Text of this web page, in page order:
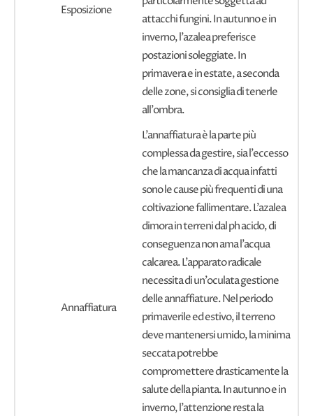
Esposizione
attacchi fungini. In autunno e in
inverno, l'azalea preferisce
postazioni soleggiate. In
primavera e in estate, a seconda
delle zone, si consiglia di tenerle
all'ombra.
Annaffiatura
L'annaffiatura è la parte più
complessa da gestire, sia l'eccesso
che la mancanza di acqua infatti
sono le cause più frequenti di una
coltivazione fallimentare. L'azalea
dimora in terreni dal ph acido, di
conseguenza non ama l'acqua
calcarea. L'apparato radicale
necessita di un'oculata gestione
delle annaffiature. Nel periodo
primaverile ed estivo, il terreno
deve mantenersi umido, la minima
seccata potrebbe
compromettere drasticamente la
salute della pianta. In autunno e in
inverno, l'attenzione resta la